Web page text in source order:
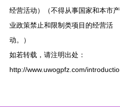
经营活动）（不得从事国家和本市产
业政策禁止和限制类项目的经营活
动。）
如若转载，请注明出处：
http://www.uwogpfz.com/